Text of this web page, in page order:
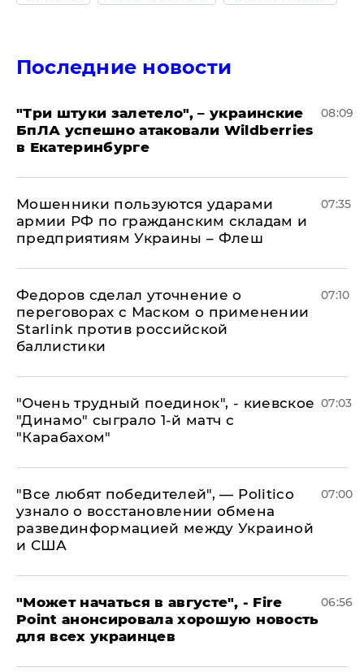
Последние новости
"Три штуки залетело", – украинские
БпЛА успешно атаковали Wildberries
в Екатеринбурге
08:09
Мошенники пользуются ударами
армии РФ по гражданским складам и
предприятиям Украины – Флеш
07:35
Федоров сделал уточнение о
переговорах с Маском о применении
Starlink против российской
баллистики
07:10
"Очень трудный поединок", - киевское
"Динамо" сыграло 1-й матч с
"Карабахом"
07:03
​"Все любят победителей", — Politico
узнало о восстановлении обмена
развединформацией между Украиной
и США
07:00
"Может начаться в августе", - Fire
Point анонсировала хорошую новость
для всех украинцев
06:56